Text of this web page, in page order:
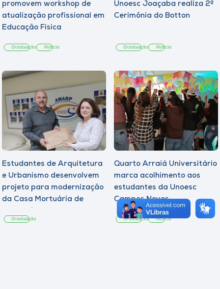
A-
promovem workshop de
atualização profissional em
Educação Física
Graduação Notícia
Unoesc Joaçaba realiza 2ª
Cerimônia do Botton
Graduação Notícia
Estudantes de Arquitetura
e Urbanismo desenvolvem
projeto para modernização
da Casa Mortuária de
Graduação
Quarto Arraiá Universitário
marca acolhimento aos
estudantes da Unoesc
Campos Novos
Graduação Notícia